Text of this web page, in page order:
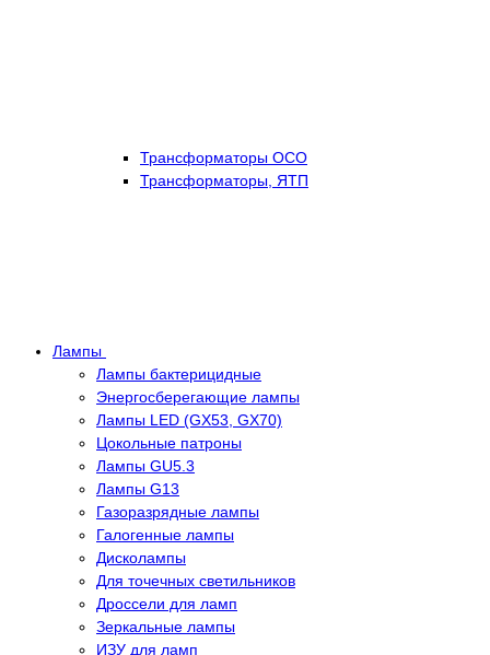
Трансформаторы ОСО
Трансформаторы, ЯТП
Лампы
Лампы бактерицидные
Энергосберегающие лампы
Лампы LED (GX53, GX70)
Цокольные патроны
Лампы GU5.3
Лампы G13
Газоразрядные лампы
Галогенные лампы
Дисколампы
Для точечных светильников
Дроссели для ламп
Зеркальные лампы
ИЗУ для ламп